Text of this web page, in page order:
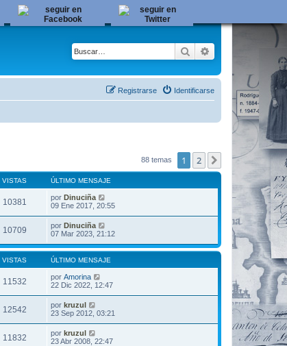
Buscar Búsqueda
Identificarse
Registrarse
88 temas 1 2 Siguiente
VISTAS ÚLTIMO MENSAJE
10381 por Dinuciña
09 Ene 2017, 20:55
10709 por Dinuciña
07 Mar 2023, 21:12
VISTAS ÚLTIMO MENSAJE
11532 por Amorina
22 Dic 2022, 12:47
12542 por kruzul
23 Sep 2012, 03:21
11832 por kruzul
23 Abr 2008, 22:47